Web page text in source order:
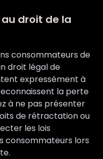
droit de la
consommateurs de
droit légal de
expressément à
la perte
à ne pas présenter
de rétractation ou
les lois
consommateurs lors